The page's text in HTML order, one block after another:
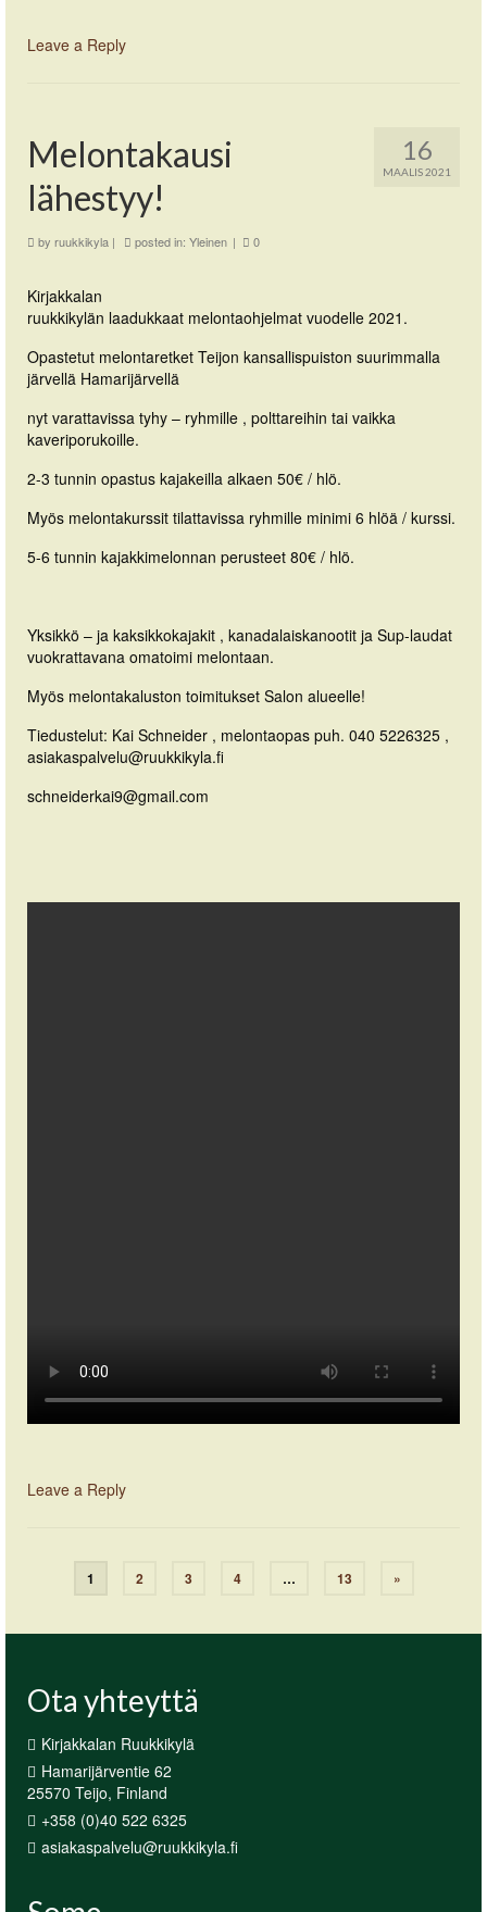
Leave a Reply
16
MAALIS 2021
Melontakausi
lähestyy!
by ruukkikyla | posted in: Yleinen | 0
Kirjakkalan
ruukkikylän laadukkaat melontaohjelmat vuodelle 2021.
Opastetut melontaretket Teijon kansallispuiston suurimmalla
järvellä Hamarijärvellä
nyt varattavissa tyhy – ryhmille , polttareihin tai vaikka
kaveriporukoille.
2-3 tunnin opastus kajakeilla alkaen 50€ / hlö.
Myös melontakurssit tilattavissa ryhmille minimi 6 hlöä / kurssi.
5-6 tunnin kajakkimelonnan perusteet 80€ / hlö.
Yksikkö – ja kaksikkokajakit , kanadalaiskanootit ja Sup-laudat
vuokrattavana omatoimi melontaan.
Myös melontakaluston toimitukset Salon alueelle!
Tiedustelut: Kai Schneider , melontaopas puh. 040 5226325 ,
asiakaspalvelu@ruukkikyla.fi
schneiderkai9@gmail.com
Leave a Reply
1 2 3 4 … 13 »
Ota yhteyttä
Kirjakkalan Ruukkikylä
Hamarijärventie 62
25570 Teijo, Finland
+358 (0)40 522 6325
asiakaspalvelu@ruukkikyla.fi